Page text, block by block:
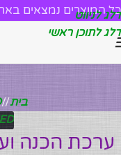
דלג לניווט
דלג לתוכן ראשי
כל המוצרים נמצאים
בית/
ערכת הכנה